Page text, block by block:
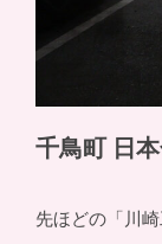
千鳥町 日
先ほどの「川